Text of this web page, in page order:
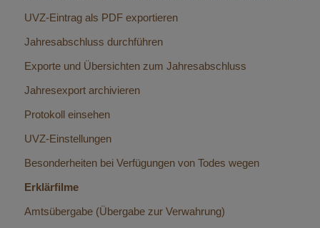
UVZ-Eintrag als PDF exportieren
Jahresabschluss durchführen
Exporte und Übersichten zum Jahresabschluss
Jahresexport archivieren
Protokoll einsehen
UVZ-Einstellungen
Besonderheiten bei Verfügungen von Todes wegen
Erklärfilme
Amtsübergabe (Übergabe zur Verwahrung)